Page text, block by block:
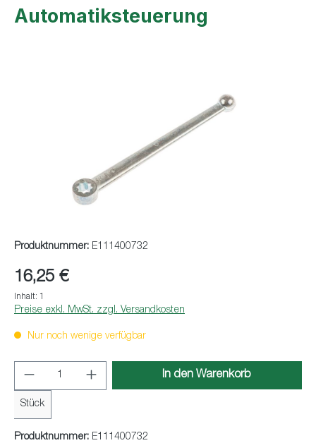
Automatiksteuerung
Produktnummer: E111400732
16,25 €
Inhalt: 1
Preise exkl. MwSt. zzgl. Versandkosten
Nur noch wenige verfügbar
Produkt Anzahl: Gib den gewünschten
Stück
In den Warenkorb
Produktnummer: E111400732